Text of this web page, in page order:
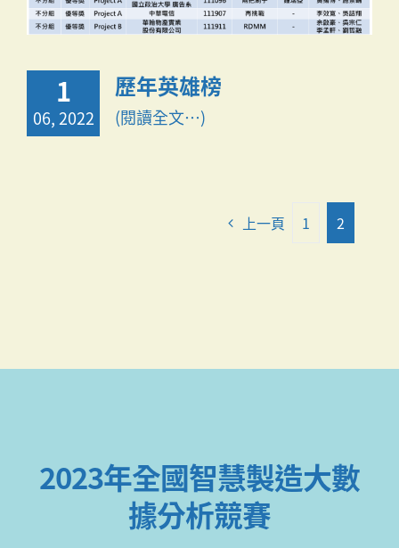
1
06, 2022
歷年英雄榜
(閱讀全文…)
上一頁 1 2
2023年全國智慧製造大數
據分析競賽